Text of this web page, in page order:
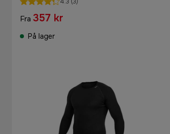
4.3 (3)
Fra 357 kr
På lager